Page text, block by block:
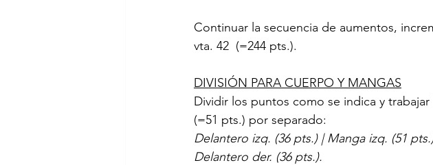
Continuar la secuencia de aumentos,
vta. 42  (=244 pts.).
DIVISIÓN PARA CUERPO Y MANGAS
Dividir los puntos como se indica y
(=51 pts.) por separado:
Delantero izq. (36 pts.) | Manga izq. (51
Delantero der. (36 pts.).